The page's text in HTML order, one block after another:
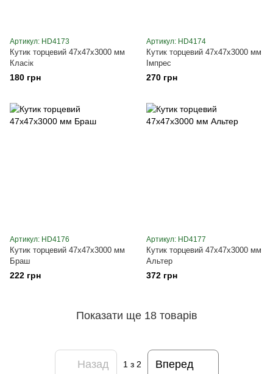
Артикул: HD4173
Кутик торцевий 47х47х3000 мм
Класік
180 грн
Артикул: HD4174
Кутик торцевий 47х47х3000 мм
Імпрес
270 грн
Артикул: HD4176
Кутик торцевий 47х47х3000 мм
Браш
222 грн
Артикул: HD4177
Кутик торцевий 47х47х3000 мм
Альтер
372 грн
Показати ще 18 товарів
Назад 1 з 2 Вперед